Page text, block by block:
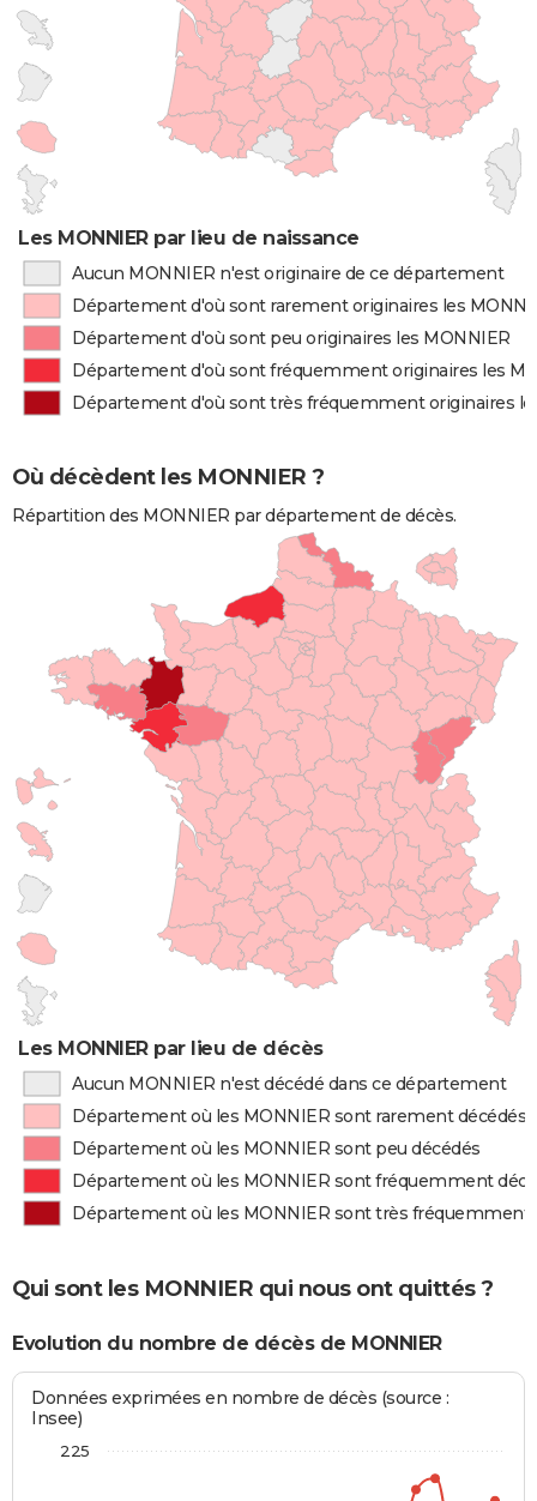
Les MONNIER par lieu de naissance
Aucun MONNIER n'est originaire de ce département
Département d'où sont rarement originaires les
Département d'où sont peu originaires les MONNIER
Département d'où sont fréquemment originaires les
Département d'où sont très fréquemment originaires
Où décèdent les MONNIER ?
Répartition des MONNIER par département de décès.
Les MONNIER par lieu de décès
Aucun MONNIER n'est décédé dans ce département
Département où les MONNIER sont rarement décédés
Département où les MONNIER sont peu décédés
Département où les MONNIER sont fréquemment
Département où les MONNIER sont très fréquemment
Qui sont les MONNIER qui nous ont quittés ?
Evolution du nombre de décès de MONNIER
Données exprimées en nombre de décès (source :
Insee)
225